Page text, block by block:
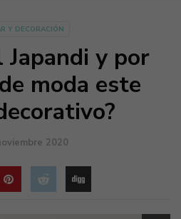
Y DECORACIÓN
Japandi y por
moda este
2020